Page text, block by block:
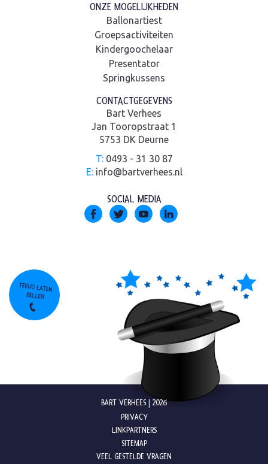
ONZE MOGELIJKHEDEN
Ballonartiest
Groepsactiviteiten
Kindergoochelaar
Presentator
Springkussens
CONTACTGEGEVENS
Bart Verhees
Jan Tooropstraat 1
5753 DK Deurne
T:0493 - 31 30 87
E: info@bartverhees.nl
SOCIAL MEDIA
BART VERHEES | 2026
PRIVACY
LINKPARTNERS
SITEMAP
VEEL GESTELDE VRAGEN